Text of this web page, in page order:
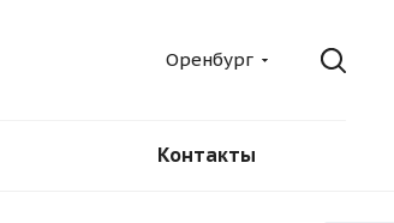
Оренбург
Контакты